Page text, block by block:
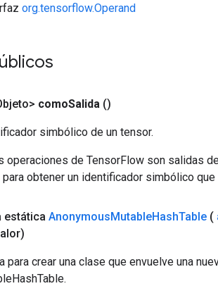
org.tensorflow.Operand
comoSalida ()
simbólico de un tensor.
operaciones de TensorFlow son salidas
obtener un identificador simbólico
estática AnonymousMutableHashTable (
para crear una clase que envuelve una